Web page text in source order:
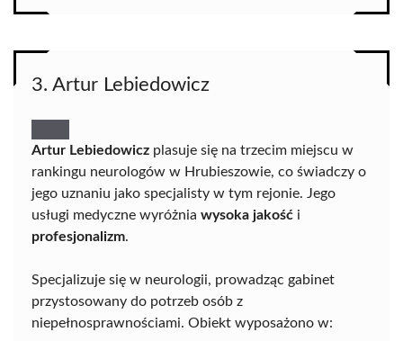
3. Artur Lebiedowicz
Artur Lebiedowicz plasuje się na trzecim miejscu w
rankingu neurologów w Hrubieszowie, co świadczy o
jego uznaniu jako specjalisty w tym rejonie. Jego
usługi medyczne wyróżnia wysoka jakość i
profesjonalizm.
Specjalizuje się w neurologii, prowadząc gabinet
przystosowany do potrzeb osób z
niepełnosprawnościami. Obiekt wyposażono w: